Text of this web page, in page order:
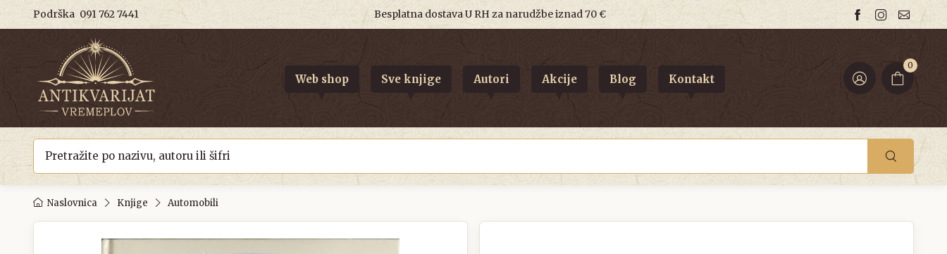
Podrška 091 762 7441 Besplatna dostava U RH za narudžbe iznad 70 €
0
Web shop Sve knjige Autori Akcije Blog Kontakt
Naslovnica Knjige Automobili